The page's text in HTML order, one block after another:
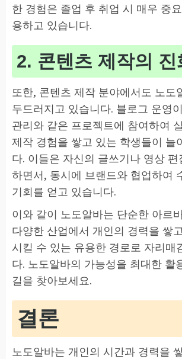
한 경험은 졸업 후 취업 시 매우 중
용하고 있습니다.
2. 콘텐츠 제작의 진
또한, 콘텐츠 제작 분야에서도 노도
두드러지고 있습니다. 블로그 운영
관리와 같은 프로젝트에 참여하여
제작 경험을 쌓고 있는 학생들이 늘
다. 이들은 자신의 글쓰기나 영상
하면서, 동시에 브랜드와 협업하여
기회를 얻고 있습니다.
이와 같이 노도알바는 단순한 아르
다양한 산업에서 개인의 경력을 쌓
시킬 수 있는 유용한 경로로 자리매
다. 노도알바의 가능성을 최대한 활
길을 찾아보세요.
결론
노도알바는 개인의 시간과 경력을